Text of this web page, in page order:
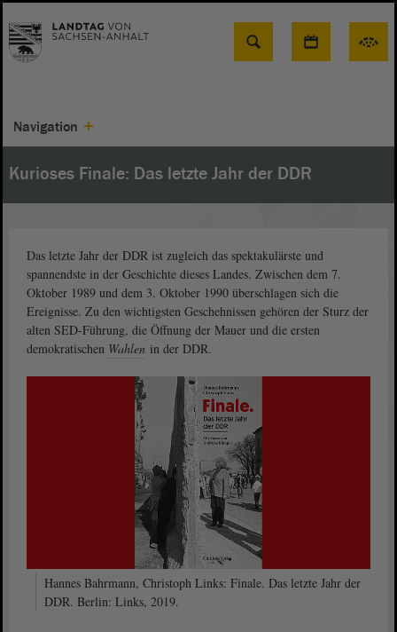
Suche
Navigation
Kurioses Finale: Das letzte Jahr der DDR
Das letzte Jahr der DDR ist zugleich das spektakulärste und
spannendste in der Geschichte dieses Landes. Zwischen dem 7.
Oktober 1989 und dem 3. Oktober 1990 überschlagen sich die
Ereignisse. Zu den wichtigsten Geschehnissen gehören der Sturz der
alten SED-Führung, die Öffnung der Mauer und die ersten
demokratischen Wahlen in der DDR.
Hannes Bahrmann, Christoph Links: Finale. Das letzte Jahr der
DDR. Berlin: Links, 2019.